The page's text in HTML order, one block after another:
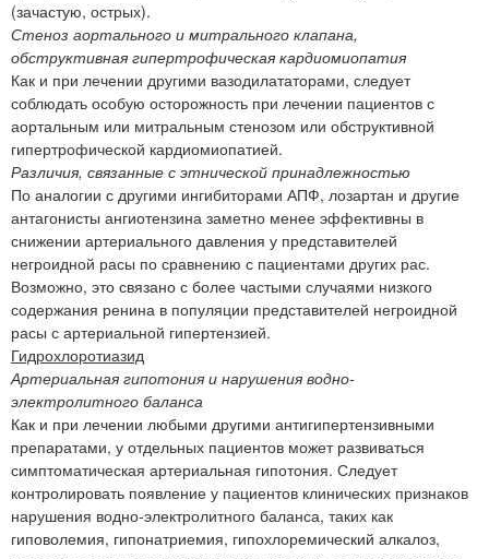
(зачастую, острых).
Стеноз аортального и митрального клапана,
обструктивная гипертрофическая кардиомиопатия
Как и при лечении другими вазодилататорами, следует
соблюдать особую осторожность при лечении пациентов с
аортальным или митральным стенозом или обструктивной
гипертрофической кардиомиопатией.
Различия, связанные с этнической принадлежностью
По аналогии с другими ингибиторами АПФ, лозартан и другие
антагонисты ангиотензина заметно менее эффективны в
снижении артериального давления у представителей
негроидной расы по сравнению с пациентами других рас.
Возможно, это связано с более частыми случаями низкого
содержания ренина в популяции представителей негроидной
расы с артериальной гипертензией.
Гидрохлоротиазид
Артериальная гипотония и нарушения водно-
электролитного баланса
Как и при лечении любыми другими антигипертензивными
препаратами, у отдельных пациентов может развиваться
симптоматическая артериальная гипотония. Следует
контролировать появление у пациентов клинических признаков
нарушения водно-электролитного баланса, таких как
гиповолемия, гипонатриемия, гипохлоремический алкалоз,